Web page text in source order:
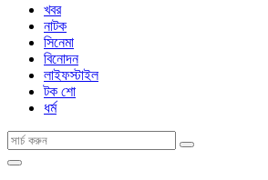
খবর
নাটক
সিনেমা
বিনোদন
লাইফস্টাইল
টক শো
ধর্ম